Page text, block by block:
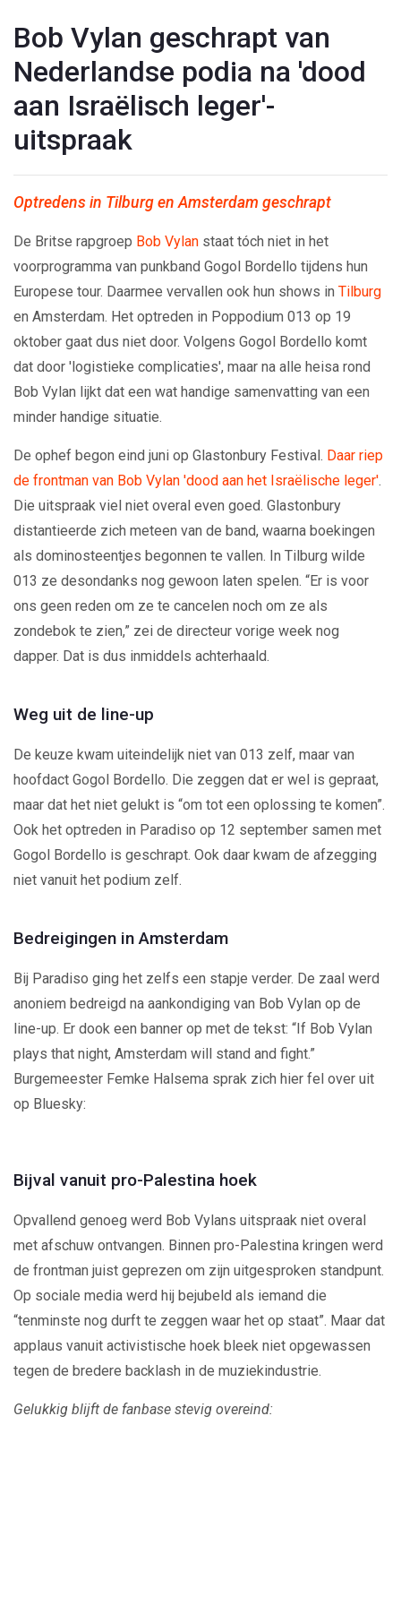
Bob Vylan geschrapt van
Nederlandse podia na 'dood
aan Israëlisch leger'-
uitspraak
Optredens in Tilburg en Amsterdam geschrapt
De Britse rapgroep Bob Vylan staat tóch niet in het
voorprogramma van punkband Gogol Bordello tijdens hun
Europese tour. Daarmee vervallen ook hun shows in Tilburg
en Amsterdam. Het optreden in Poppodium 013 op 19
oktober gaat dus niet door. Volgens Gogol Bordello komt
dat door 'logistieke complicaties', maar na alle heisa rond
Bob Vylan lijkt dat een wat handige samenvatting van een
minder handige situatie.
De ophef begon eind juni op Glastonbury Festival. Daar riep
de frontman van Bob Vylan 'dood aan het Israëlische leger'.
Die uitspraak viel niet overal even goed. Glastonbury
distantieerde zich meteen van de band, waarna boekingen
als dominosteentjes begonnen te vallen. In Tilburg wilde
013 ze desondanks nog gewoon laten spelen. “Er is voor
ons geen reden om ze te cancelen noch om ze als
zondebok te zien,” zei de directeur vorige week nog
dapper. Dat is dus inmiddels achterhaald.
Weg uit de line-up
De keuze kwam uiteindelijk niet van 013 zelf, maar van
hoofdact Gogol Bordello. Die zeggen dat er wel is gepraat,
maar dat het niet gelukt is “om tot een oplossing te komen”.
Ook het optreden in Paradiso op 12 september samen met
Gogol Bordello is geschrapt. Ook daar kwam de afzegging
niet vanuit het podium zelf.
Bedreigingen in Amsterdam
Bij Paradiso ging het zelfs een stapje verder. De zaal werd
anoniem bedreigd na aankondiging van Bob Vylan op de
line-up. Er dook een banner op met de tekst: “If Bob Vylan
plays that night, Amsterdam will stand and fight.”
Burgemeester Femke Halsema sprak zich hier fel over uit
op Bluesky:
Bijval vanuit pro-Palestina hoek
Opvallend genoeg werd Bob Vylans uitspraak niet overal
met afschuw ontvangen. Binnen pro-Palestina kringen werd
de frontman juist geprezen om zijn uitgesproken standpunt.
Op sociale media werd hij bejubeld als iemand die
“tenminste nog durft te zeggen waar het op staat”. Maar dat
applaus vanuit activistische hoek bleek niet opgewassen
tegen de bredere backlash in de muziekindustrie.
Gelukkig blijft de fanbase stevig overeind: